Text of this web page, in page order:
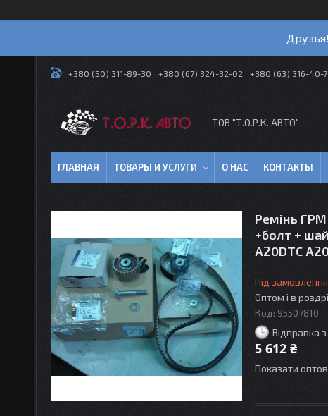
+380 (50) 311-89-30 +380 (67) 324-32-02 +380 (63) 316-40-
ТОВ "Т.О.Р.К. АВТО"
ГЛАВНАЯ ТОВАРЫ И УСЛУГИ О НАС КОНТАКТЫ
Ремінь
+болт +
A20DTC
Під замовлення
Оптом і в
Код: 95507810
Відправка
5 612 ₴
Показати